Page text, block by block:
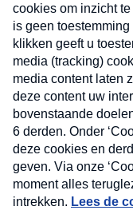
Nieuwsbrief
Neem hier een
nieuwsbrief. Elke